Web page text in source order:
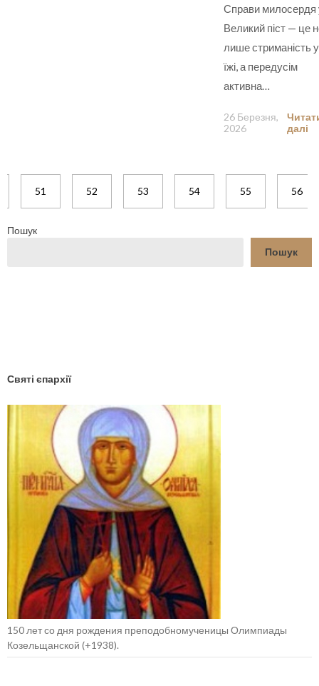
Справи милосердя
Великий піст — це
лише стриманість у
їжі, а передусім
активна…
26 Березня,
2026
далі
51 52 53 54 55 56
Пошук
Пошук
Святі єпархії
150 лет со дня рождения преподобномученицы Олимпиады
Козельщанской (+1938).